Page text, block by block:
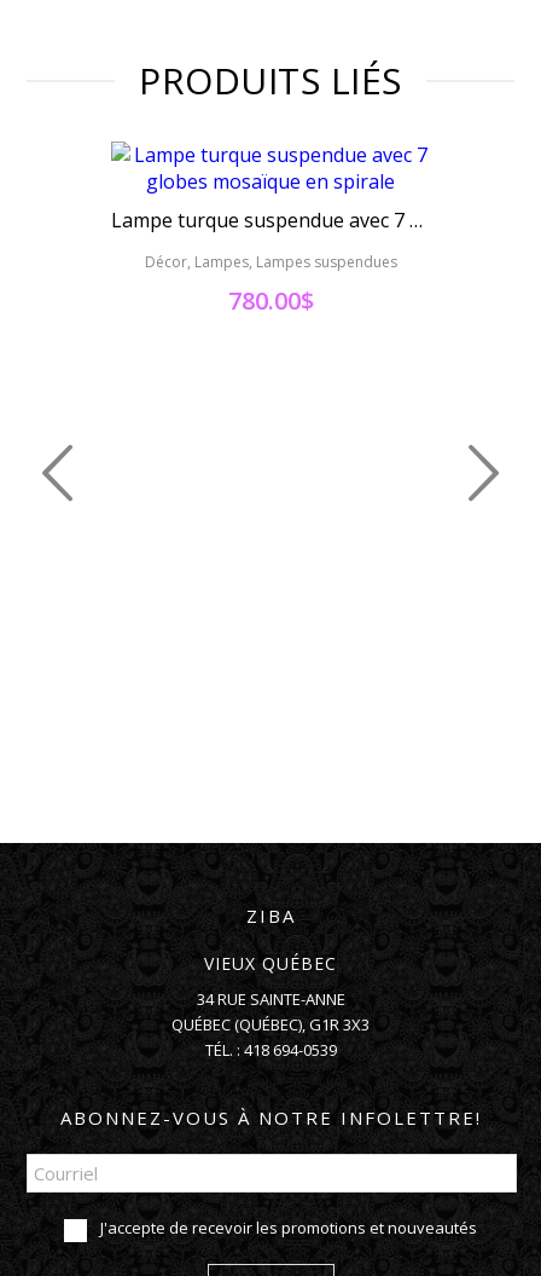
PRODUITS LIÉS
Lampe turque suspendue avec 7 globes mosaïque en spirale
Décor, Lampes, Lampes suspendues
780.00$
ZIBA
VIEUX QUÉBEC
34 RUE SAINTE-ANNE
QUÉBEC(QUÉBEC),G1R 3X3
TÉL. : 418 694-0539
ABONNEZ-VOUS À NOTRE INFOLETTRE!
J'accepte de recevoir les promotions et nouveautés